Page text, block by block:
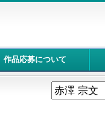
作品応募について